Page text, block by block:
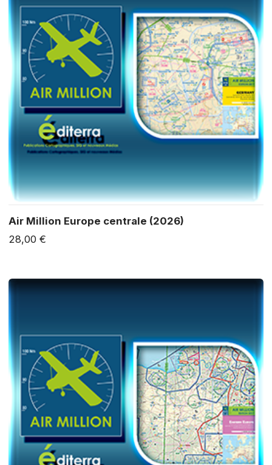
Air Million Europe centrale (2026)
28,00 €